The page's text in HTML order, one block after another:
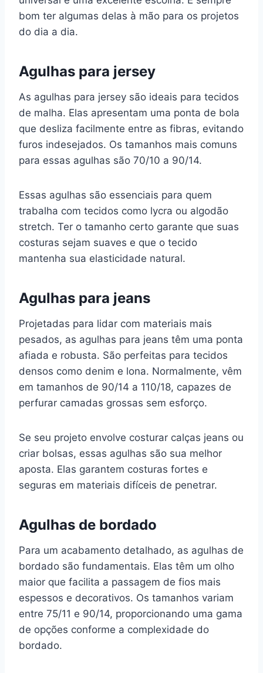
bom ter algumas delas à mão para os projetos
do dia a dia.
Agulhas para jersey
As agulhas para jersey são ideais para tecidos
de malha. Elas apresentam uma ponta de bola
que desliza facilmente entre as fibras, evitando
furos indesejados. Os tamanhos mais comuns
para essas agulhas são 70/10 a 90/14.
Essas agulhas são essenciais para quem
trabalha com tecidos como lycra ou algodão
stretch. Ter o tamanho certo garante que suas
costuras sejam suaves e que o tecido
mantenha sua elasticidade natural.
Agulhas para jeans
Projetadas para lidar com materiais mais
pesados, as agulhas para jeans têm uma ponta
afiada e robusta. São perfeitas para tecidos
densos como denim e lona. Normalmente, vêm
em tamanhos de 90/14 a 110/18, capazes de
perfurar camadas grossas sem esforço.
Se seu projeto envolve costurar calças jeans ou
criar bolsas, essas agulhas são sua melhor
aposta. Elas garantem costuras fortes e
seguras em materiais difíceis de penetrar.
Agulhas de bordado
Para um acabamento detalhado, as agulhas de
bordado são fundamentais. Elas têm um olho
maior que facilita a passagem de fios mais
espessos e decorativos. Os tamanhos variam
entre 75/11 e 90/14, proporcionando uma gama
de opções conforme a complexidade do
bordado.